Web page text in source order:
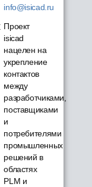
info@isicad.ru
Проект
isicad
нацелен на
укрепление
контактов
между
разработчиками,
поставщиками
и
потребителями
промышленных
решений в
областях
PLM и